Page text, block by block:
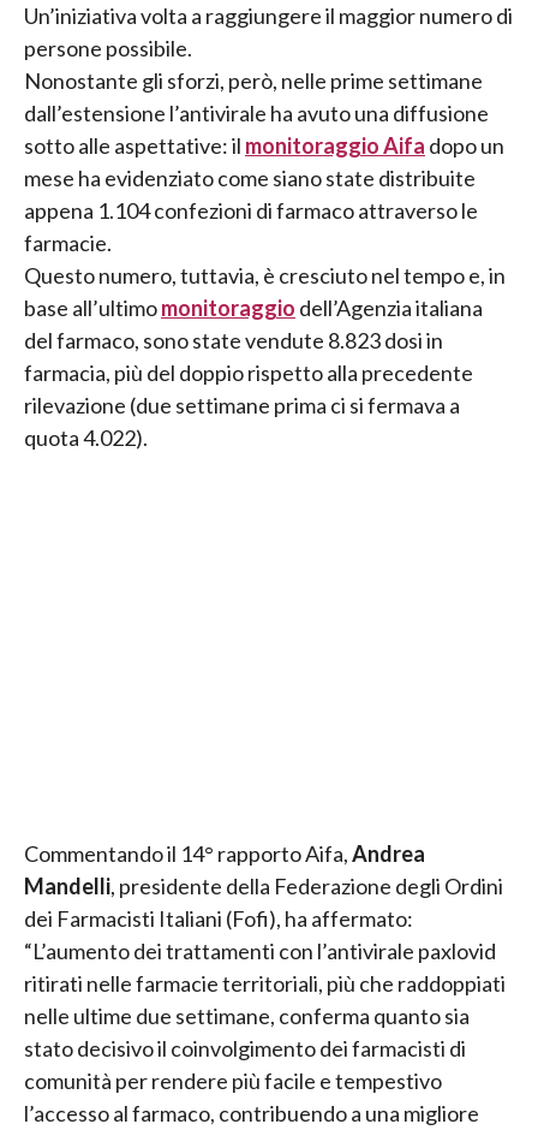
Un’iniziativa volta a raggiungere il maggior numero di
persone possibile.
Nonostante gli sforzi, però, nelle prime settimane
dall’estensione l’antivirale ha avuto una diffusione
sotto alle aspettative: il monitoraggio Aifa dopo un
mese ha evidenziato come siano state distribuite
appena 1.104 confezioni di farmaco attraverso le
farmacie.
Questo numero, tuttavia, è cresciuto nel tempo e, in
base all’ultimomonitoraggio dell’Agenzia italiana
del farmaco, sono state vendute 8.823 dosi in
farmacia, più del doppio rispetto alla precedente
rilevazione (due settimane prima ci si fermava a
quota 4.022).
Commentando il 14° rapporto Aifa,Andrea
Mandelli, presidente della Federazione degli Ordini
dei Farmacisti Italiani (Fofi), ha affermato:
“L’aumento dei trattamenti con l’antivirale paxlovid
ritirati nelle farmacie territoriali, più che raddoppiati
nelle ultime due settimane, conferma quanto sia
stato decisivo il coinvolgimento dei farmacisti di
comunità per rendere più facile e tempestivo
l’accesso al farmaco, contribuendo a una migliore